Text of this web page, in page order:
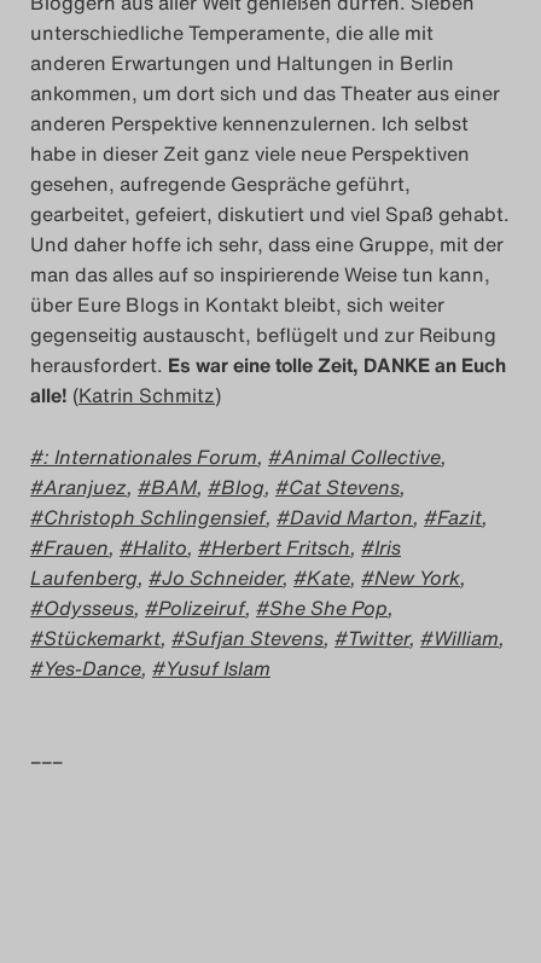
unterschiedliche Temperamente, die alle mit
anderen Erwartungen und Haltungen in Berlin
ankommen, um dort sich und das Theater aus einer
anderen Perspektive kennenzulernen. Ich selbst
habe in dieser Zeit ganz viele neue Perspektiven
gesehen, aufregende Gespräche geführt,
gearbeitet, gefeiert, diskutiert und viel Spaß gehabt.
Und daher hoffe ich sehr, dass eine Gruppe, mit der
man das alles auf so inspirierende Weise tun kann,
über Eure Blogs in Kontakt bleibt, sich weiter
gegenseitig austauscht, beflügelt und zur Reibung
herausfordert. Es war eine tolle Zeit, DANKE an Euch
alle! (Katrin Schmitz)
: Internationales Forum, Animal Collective,
Aranjuez, BAM, Blog, Cat Stevens,
Christoph Schlingensief, David Marton, Fazit,
Frauen, Halito, Herbert Fritsch,
Iris
Laufenberg, Jo Schneider, Kate, New York,
Odysseus, Polizeiruf, She She Pop,
Stückemarkt, Sufjan Stevens, Twitter, William,
Yes-Dance, Yusuf Islam
–––